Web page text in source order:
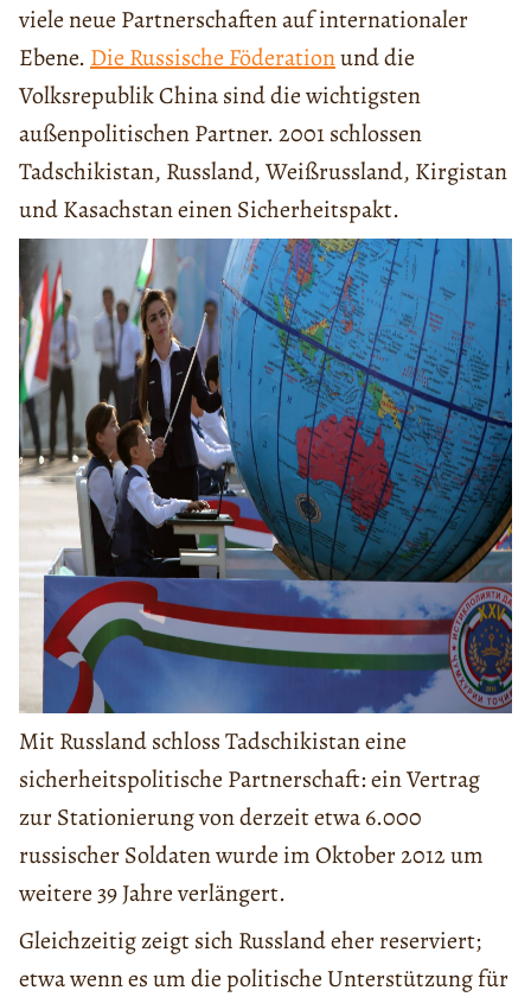
viele neue Partnerschaften auf internationaler
Ebene. Die Russische Föderationund die
Volksrepublik China sind die wichtigsten
außenpolitischen Partner. 2001 schlossen
Tadschikistan, Russland, Weißrussland, Kirgistan
und Kasachstan einen Sicherheitspakt.
Mit Russland schloss Tadschikistan eine
sicherheitspolitische Partnerschaft: ein Vertrag
zur Stationierung von derzeit etwa 6.000
russischer Soldaten wurde im Oktober 2012 um
weitere 39 Jahre verlängert.
Gleichzeitig zeigt sich Russland eher reserviert;
etwa wenn es um die politische Unterstützung für